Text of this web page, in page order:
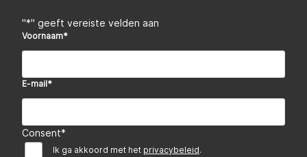
"*" geeft vereiste velden aan
Voornaam*
E-mail*
Consent*
Ik ga akkoord met het privacybeleid.